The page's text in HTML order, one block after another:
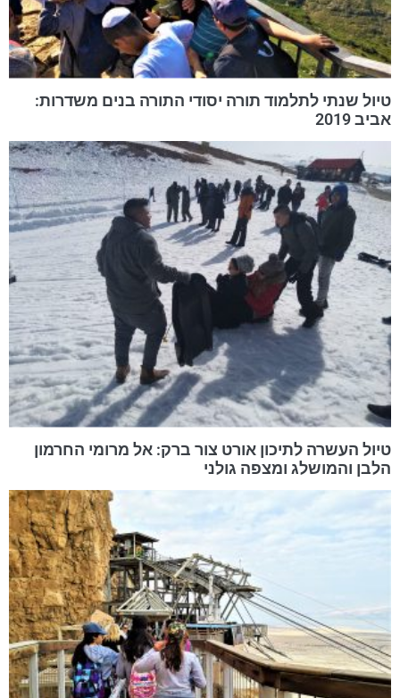
טיול שנתי לתלמוד תורה יסודי התורה בנים משדרות:
אביב 2019
טיול העשרה לתיכון אורט צור ברק: אל מרומי החרמון
הלבן והמושלג ומצפה גולני